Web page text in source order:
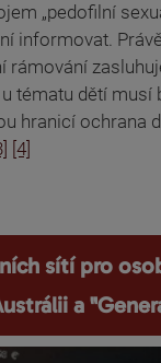
„pedofilní
informovat.
rámování
tématu dětí musí
hranicí ochrana
[4]
sítí pro
a